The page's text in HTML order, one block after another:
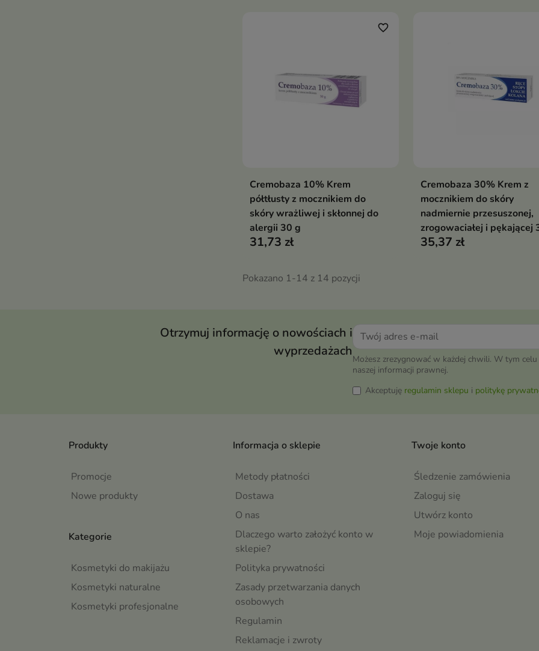
 Dodaj do koszyka
favorite_border
Cremobaza 10% Krem
półtłusty z mocznikiem do
skóry wrażliwej i skłonnej do
alergii 30 g
31,73 zł
 Dodaj do
Cremobaza 30% Krem z
mocznikiem do skóry
nadmiernie przesuszonej,
zrogowaciałej i pękającej
35,37 zł
Pokazano 1-14 z 14 pozycji
Otrzymuj informację o nowościach i
wyprzedażach
Możesz zrezygnować w każdej chwili. W tym celu
naszej informacji prawnej.
Akceptuję regulamin sklepu i politykę
Produkty
Promocje
Nowe produkty
Informacja o sklepie
Metody płatności
Dostawa
O nas
Dlaczego warto założyć konto w
sklepie?
Polityka prywatności
Zasady przetwarzania danych
osobowych
Regulamin
Reklamacje i zwroty
Kategorie
Kosmetyki do makijażu
Kosmetyki naturalne
Kosmetyki profesjonalne
Twoje konto
Śledzenie zamówienia
Zaloguj się
Utwórz konto
Moje powiadomienia